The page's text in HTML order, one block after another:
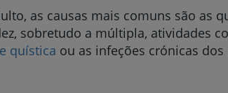
as causas mais comuns são as
sobretudo a múltipla, atividades
quística ou as infeções crónicas dos